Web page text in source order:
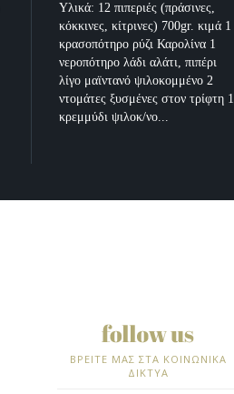
Υλικά: 12 πιπεριές (πράσινες,
κόκκινες, κίτρινες) 700gr. κιμά 1
κρασοπότηρο ρύζι Καρολίνα 1
νεροπότηρο λάδι αλάτι, πιπέρι
λίγο μαϊντανό ψιλοκομμένο 2
ντομάτες ξυσμένες στον τρίφτη 1
κρεμμύδι ψιλοκ/νο...
ΒΡΕΙΤΕ ΜΑΣ ΣΤΑ ΚΟΙΝΩΝΙΚΑ
ΔΙΚΤΥΑ